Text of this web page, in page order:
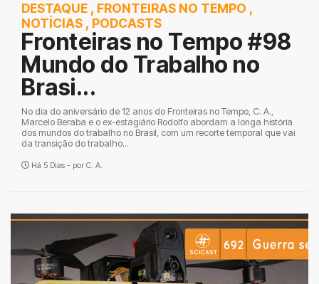
DESTAQUE , FRONTEIRAS NO TEMPO ,
NOTÍCIAS , PODCASTS
Fronteiras no Tempo #98
Mundo do Trabalho no
Brasi...
No dia do aniversário de 12 anos do Fronteiras no Tempo, C. A.,
Marcelo Beraba e o ex-estagiário Rodolfo abordam a longa história
dos mundos do trabalho no Brasil, com um recorte temporal que vai
da transição do trabalho...
Há 5 Dias - por C. A.